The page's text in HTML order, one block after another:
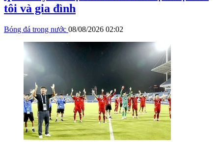
tôi và gia đình
Bóng đá trong nước 08/08/2026 02:02